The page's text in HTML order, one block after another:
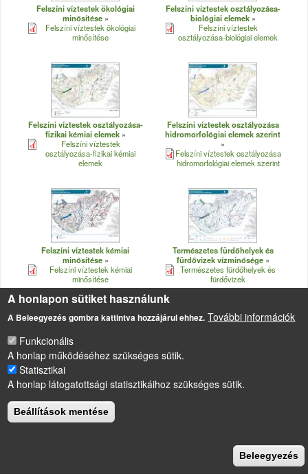
Felszíni víztestek ökológiai
minősítése
Felszíni víztestek ökológiai
minősítése
Felszíni víztestek osztályozása-
biológiai elemek
Felszíni víztestek
osztályozása-biológiai elemek
Felszíni víztestek osztályozása-
fizikai kémiai elemek
Felszíni víztestek
osztályozása-fizikai kémiai
elemek
Felszíni víztestek osztályozása
hidromorfológiai elemek szerint
Felszíni víztestek osztályozása
hidromorfológiai elemek szerint
Felszíni víztestek kémiai
minősítése
Felszíni víztestek kémiai
minősítése
Természetes fürdőhelyek és
fürdővizek vízminősége
Természetes fürdőhelyek és
fürdővizek
LÁBLÉC
Impresszum
Sütikezelési szabályzat
Drupalalapú webhely
A honlapon sütiket használunk
A Beleegyezés gombra kattintva hozzájárul ehhez. További információk
Funkcionális
A honlap működéséhez szükséges sütik.
Statisztikai
A honlap látogatottsági statisztikáihoz szükséges sütik.
Beállítások mentése
Beleegyezés